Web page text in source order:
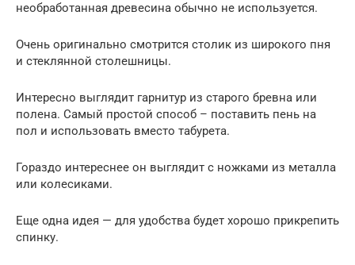
необработанная древесина обычно не используется.
Очень оригинально смотрится столик из широкого пня
и стеклянной столешницы.
Интересно выглядит гарнитур из старого бревна или
полена. Самый простой способ – поставить пень на
пол и использовать вместо табурета.
Гораздо интереснее он выглядит с ножками из металла
или колесиками.
Еще одна идея — для удобства будет хорошо прикрепить
спинку.